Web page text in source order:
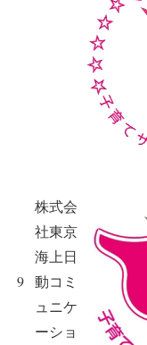
9
株式会
社東京
海上日
動コミ
ュニケ
ーショ